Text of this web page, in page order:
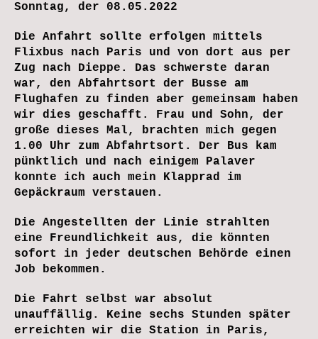
Sonntag, der 08.05.2022
Die Anfahrt sollte erfolgen mittels
Flixbus nach Paris und von dort aus per
Zug nach Dieppe. Das schwerste daran
war, den Abfahrtsort der Busse am
Flughafen zu finden aber gemeinsam haben
wir dies geschafft. Frau und Sohn, der
große dieses Mal, brachten mich gegen
1.00 Uhr zum Abfahrtsort. Der Bus kam
pünktlich und nach einigem Palaver
konnte ich auch mein Klapprad im
Gepäckraum verstauen.
Die Angestellten der Linie strahlten
eine Freundlichkeit aus, die könnten
sofort in jeder deutschen Behörde einen
Job bekommen.
Die Fahrt selbst war absolut
unauffällig. Keine sechs Stunden später
erreichten wir die Station in Paris,